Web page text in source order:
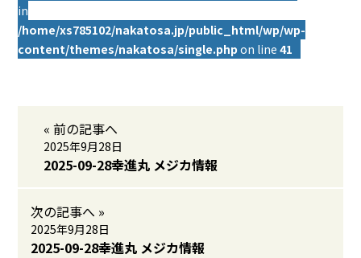
in
/home/xs785102/nakatosa.jp/public_html/wp/wp-
content/themes/nakatosa/single.php on line41
« 前の記事へ
2025年9月28日
2025-09-28幸進丸 メジカ情報
次の記事へ »
2025年9月28日
2025-09-28幸進丸 メジカ情報